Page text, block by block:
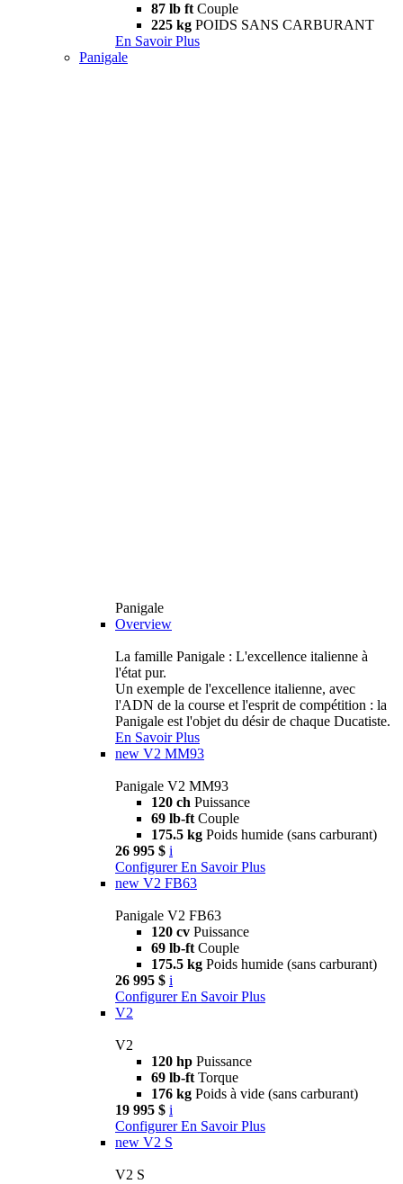
87 lb ft Couple
225 kg POIDS SANS CARBURANT
En Savoir Plus
Panigale
Panigale
Overview
La famille Panigale : L'excellence italienne à
l'état pur.
Un exemple de l'excellence italienne, avec
l'ADN de la course et l'esprit de compétition : la
Panigale est l'objet du désir de chaque Ducatiste.
En Savoir Plus
new V2 MM93
Panigale V2 MM93
120 ch Puissance
69 lb-ft Couple
175.5 kg Poids humide (sans carburant)
26 995 $ i
Configurer En Savoir Plus
new V2 FB63
Panigale V2 FB63
120 cv Puissance
69 lb-ft Couple
175.5 kg Poids humide (sans carburant)
26 995 $ i
Configurer En Savoir Plus
V2
V2
120 hp Puissance
69 lb-ft Torque
176 kg Poids à vide (sans carburant)
19 995 $ i
Configurer En Savoir Plus
new V2 S
V2 S